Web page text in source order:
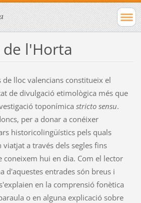
l'Horta
lloc valencians constitueix el
de divulgació etimològica més que
toponímica stricto sensu.
per a donar a conéixer
historicolingüístics pels quals
viatjat a través dels segles fins
coneixem hui en dia. Com el lector
d'aquestes entrades són breus i
en la comprensió fonètica
o en alguna explicació sobre